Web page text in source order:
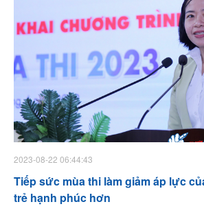
2023-08-22 06:44:43
Tiếp sức mùa thi làm giảm áp lực
trẻ hạnh phúc hơn